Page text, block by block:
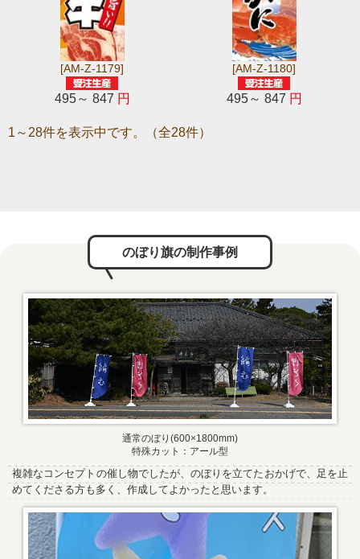
[AM-Z-1179]
495～ 847 円
[AM-Z-1180]
495～ 847 円
1～28件を表示中です。（全28件）
のぼり旗の制作事例
通常のぼり(600×1800mm)
特殊カット：アール型
複雑なコンセプトの催し物でしたが、のぼりを立てたおかげで、足を止
めてくださる方も多く、作成してよかったと思います。